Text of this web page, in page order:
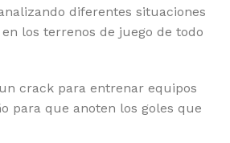
diferentes situaciones
los terrenos de juego de todo
crack para entrenar equipos
para que anoten los goles que